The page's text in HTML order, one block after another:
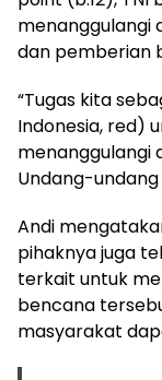
menanggulangi
dan pemberian
“Tugas kita
Indonesia, red)
menanggulangi
Undang-undang
Andi
pihaknya juga
terkait untuk
bencana
masyarakat